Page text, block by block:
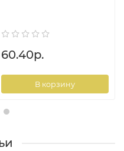
60.40р.
В корзину